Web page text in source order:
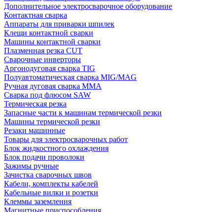
Дополнительное электросварочное оборудование
Контактная сварка
Аппараты для приварки шпилек
Клещи контактной сварки
Машины контактной сварки
Плазменная резка CUT
Сварочные инверторы
Аргонодуговая сварка TIG
Полуавтоматическая сварка MIG/MAG
Ручная дуговая сварка MMA
Сварка под флюсом SAW
Термическая резка
Запасные части к машинам термической резки
Машины термической резки
Резаки машинные
Товары для электросварочных работ
Блок жидкостного охлаждения
Блок подачи проволоки
Зажимы ручные
Зачистка сварочных швов
Кабели, комплекты кабелей
Кабельные вилки и розетки
Клеммы заземления
Магнитные приспособления